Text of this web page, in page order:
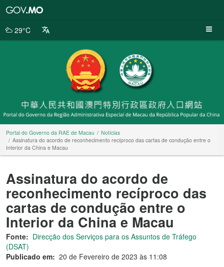
da
29°C
Portal do Governo da RAE de Macau
Notícias
Assinatura do acordo de reconhecimento recíproco das cartas de condução entre o
Interior da China e Macau
Assinatura do acordo de
reconhecimento recíproco das
cartas de condução entre o
Interior da China e Macau
Fonte: Direcção dos Serviços para os Assuntos de Tráfego
(DSAT)
Publicado em: 20 de Fevereiro de 2023 às 11:08